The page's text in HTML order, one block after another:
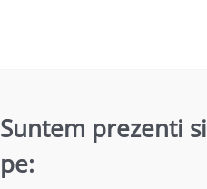
Suntem prezenti si
pe: